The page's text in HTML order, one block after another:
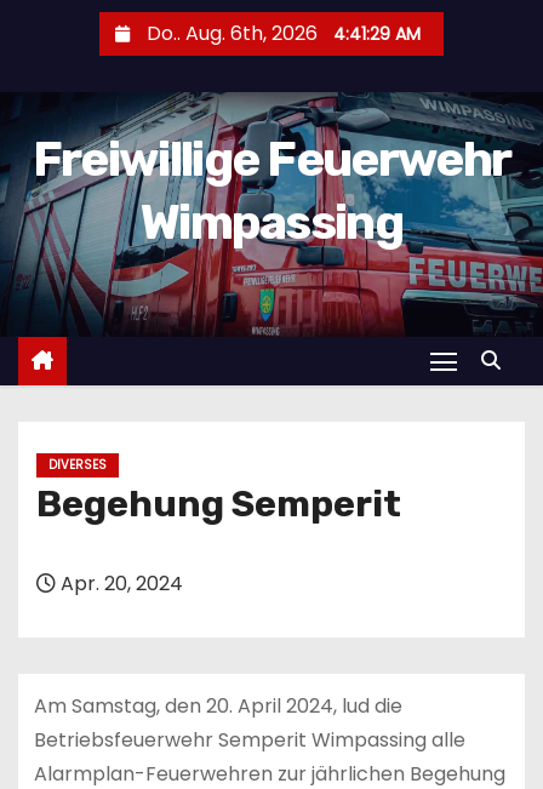
h
l
r
Do.. Aug. 6th, 2026 4:41:29 AM
Freiwillige Feuerwehr
Wimpassing
DIVERSES
Begehung Semperit
Apr. 20, 2024
Am Samstag, den 20. April 2024, lud die
Betriebsfeuerwehr Semperit Wimpassing alle
Alarmplan-Feuerwehren zur jährlichen Begehung